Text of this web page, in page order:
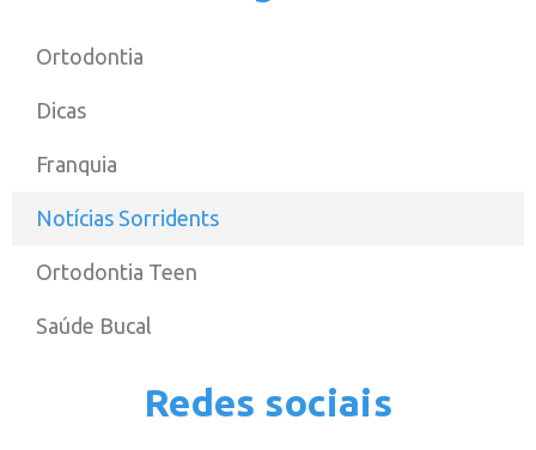
Ortodontia
Dicas
Franquia
Notícias Sorridents
Ortodontia Teen
Saúde Bucal
Redes sociais